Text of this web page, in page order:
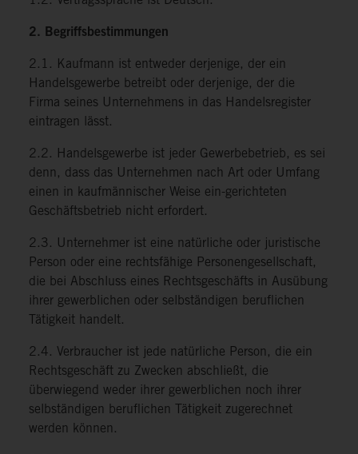
2. Begriffsbestimmungen
2.1. Kaufmann ist entweder derjenige, der ein
Handelsgewerbe betreibt oder derjenige, der die
Firma seines Unternehmens in das Handelsregister
eintragen lässt.
2.2. Handelsgewerbe ist jeder Gewerbebetrieb, es sei
denn, dass das Unternehmen nach Art oder Umfang
einen in kaufmännischer Weise ein-gerichteten
Geschäftsbetrieb nicht erfordert.
2.3. Unternehmer ist eine natürliche oder juristische
Person oder eine rechtsfähige Personengesellschaft,
die bei Abschluss eines Rechtsgeschäfts in Ausübung
ihrer gewerblichen oder selbständigen beruflichen
Tätigkeit handelt.
2.4. Verbraucher ist jede natürliche Person, die ein
Rechtsgeschäft zu Zwecken abschließt, die
überwiegend weder ihrer gewerblichen noch ihrer
selbständigen beruflichen Tätigkeit zugerechnet
werden können.